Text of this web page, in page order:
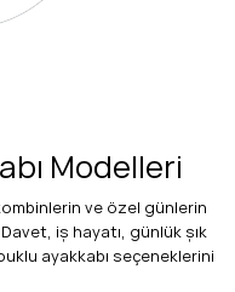
Modelleri
ve özel günlerin
iş hayatı, günlük şık
ayakkabı seçeneklerini